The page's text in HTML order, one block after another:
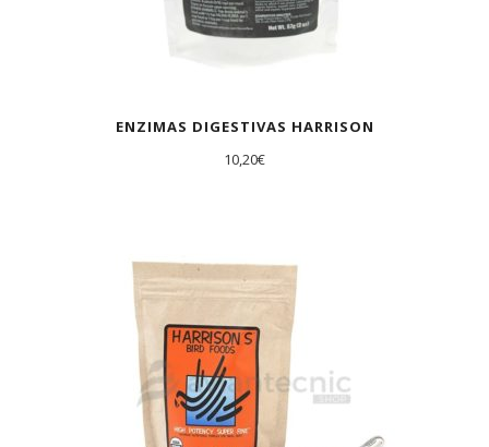
ENZIMAS DIGESTIVAS HARRISON
10,20€